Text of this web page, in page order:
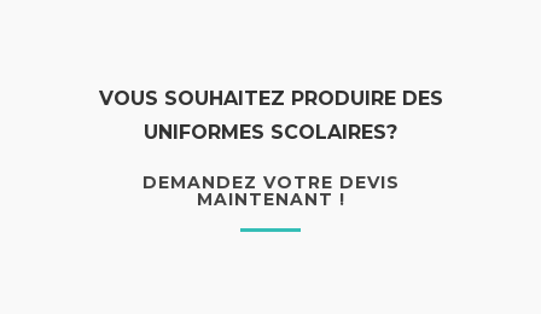
VOUS SOUHAITEZ PRODUIRE DES
UNIFORMES SCOLAIRES?
DEMANDEZ VOTRE DEVIS
MAINTENANT !